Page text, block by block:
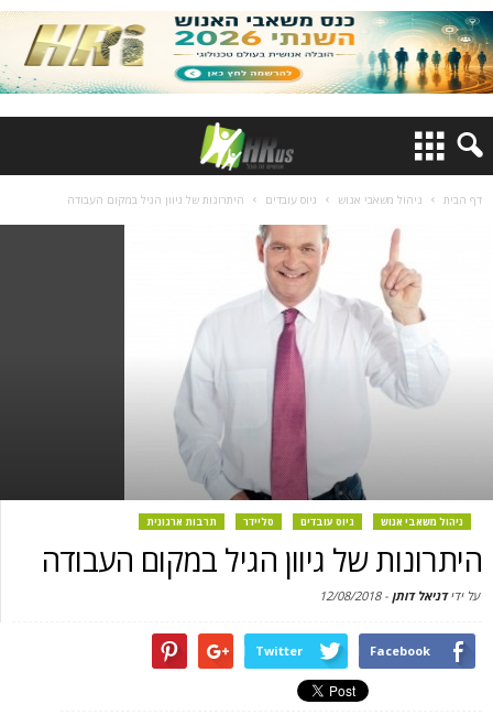
דף הבית ניהול משאבי אנוש גיוס עובדים היתרונות של גיוון הגיל במקום העבודה
ניהול משאבי אנוש גיוס עובדים סליידר תרבות ארגונית
היתרונות של גיוון הגיל במקום העבודה
על ידידניאל דותן -
12/08/2018
Facebook
Twitter